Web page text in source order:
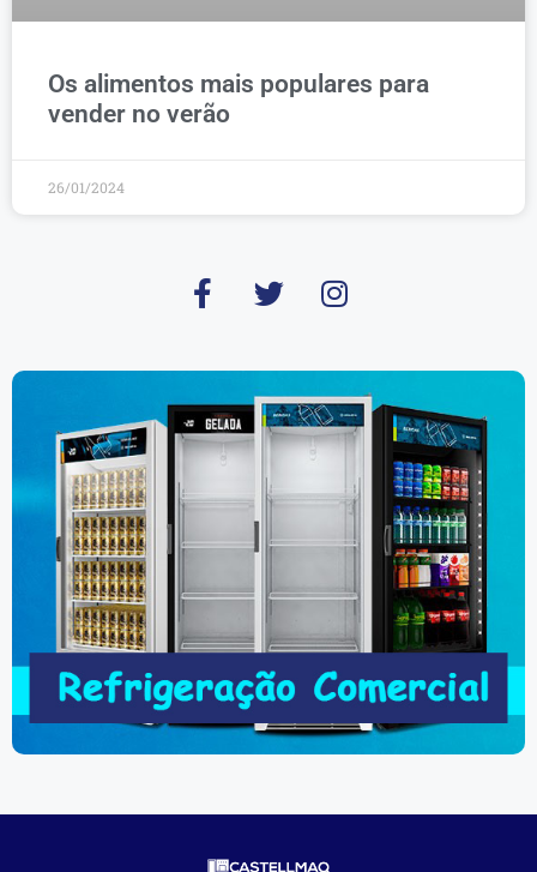
Os alimentos mais populares para
vender no verão
26/01/2024